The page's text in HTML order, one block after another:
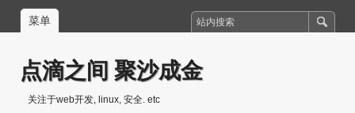
菜单
点滴之间 聚沙成金
关注于web开发, linux, 安全. etc